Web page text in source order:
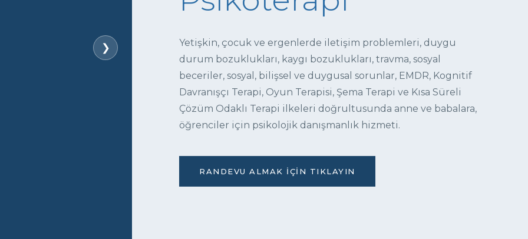
❯
Yetişkin, çocuk ve ergenlerde iletişim problemleri, duygu
durum bozuklukları, kaygı bozuklukları, travma, sosyal
beceriler, sosyal, bilişsel ve duygusal sorunlar, EMDR, Kognitif
Davranışçı Terapi, Oyun Terapisi, Şema Terapi ve Kısa Süreli
Çözüm Odaklı Terapi ilkeleri doğrultusunda anne ve babalara,
öğrenciler için psikolojik danışmanlık hizmeti.
RANDEVU ALMAK İÇIN TIKLAYIN